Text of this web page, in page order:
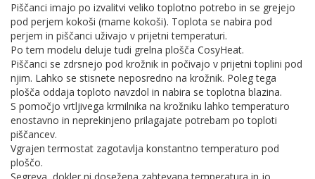
Piščanci imajo po izvalitvi veliko toplotno potrebo in se grejejo
pod perjem kokoši (mame kokoši). Toplota se nabira pod
perjem in piščanci uživajo v prijetni temperaturi.
Po tem modelu deluje tudi grelna plošča CosyHeat.
Piščanci se zdrsnejo pod krožnik in počivajo v prijetni toplini pod
njim. Lahko se stisnete neposredno na krožnik. Poleg tega
plošča oddaja toploto navzdol in nabira se toplotna blazina.
S pomočjo vrtljivega krmilnika na krožniku lahko temperaturo
enostavno in neprekinjeno prilagajate potrebam po toploti
piščancev.
Vgrajen termostat zagotavlja konstantno temperaturo pod
ploščo.